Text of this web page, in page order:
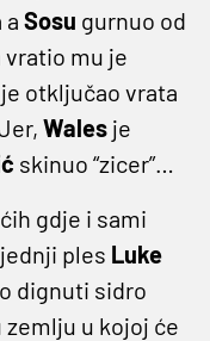
a Sosu gurnuo od
vratio mu je
otključao vrata
Wales je
skinuo “zicer”…
gdje i sami
ples Luke
dignuti sidro
u kojoj će